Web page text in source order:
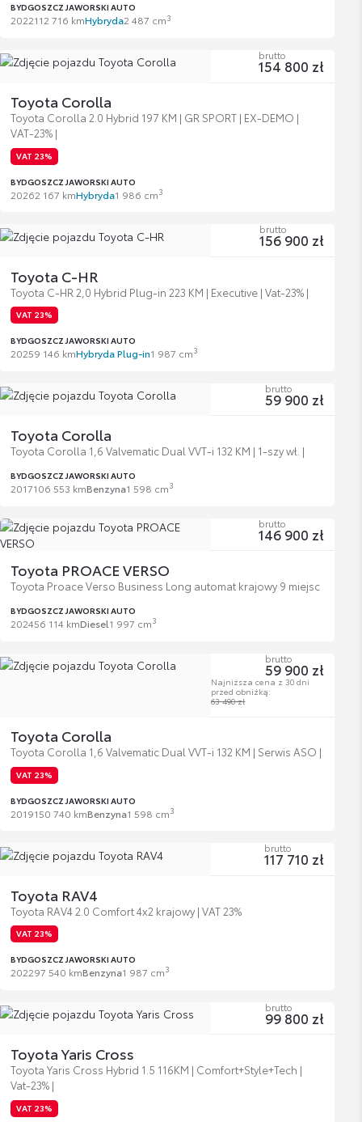
BYDGOSZCZ JAWORSKI AUTO
2022112 716 kmHybryda2 487 cm3
Toyota Corolla
Toyota Corolla 2.0 Hybrid 197 KM | GR SPORT | EX-DEMO |
VAT-23% |
VAT 23%
BYDGOSZCZ JAWORSKI AUTO
20262 167 kmHybryda1 986 cm3
brutto
154 800 zł
Toyota C-HR
Toyota C-HR 2,0 Hybrid Plug-in 223 KM | Executive | Vat-23% |
VAT 23%
BYDGOSZCZ JAWORSKI AUTO
20259 146 kmHybryda Plug-in1 987 cm3
brutto
156 900 zł
Toyota Corolla
Toyota Corolla 1,6 Valvematic Dual VVT-i 132 KM | 1-szy wł. |
BYDGOSZCZ JAWORSKI AUTO
2017106 553 kmBenzyna1 598 cm3
brutto
59 900 zł
Toyota PROACE VERSO
Toyota Proace Verso Business Long automat krajowy 9 miejsc
BYDGOSZCZ JAWORSKI AUTO
202456 114 kmDiesel1 997 cm3
brutto
146 900 zł
Toyota Corolla
Toyota Corolla 1,6 Valvematic Dual VVT-i 132 KM | Serwis ASO |
VAT 23%
BYDGOSZCZ JAWORSKI AUTO
2019150 740 kmBenzyna1 598 cm3
brutto
59 900 zł
Najniższa cena z 30 dni
przed obniżką:
63 490 zł
Toyota RAV4
Toyota RAV4 2.0 Comfort 4x2 krajowy | VAT 23%
VAT 23%
BYDGOSZCZ JAWORSKI AUTO
202297 540 kmBenzyna1 987 cm3
brutto
117 710 zł
Toyota Yaris Cross
Toyota Yaris Cross Hybrid 1.5 116KM | Comfort+Style+Tech |
Vat-23% |
VAT 23%
brutto
99 800 zł